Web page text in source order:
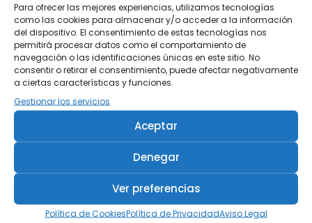
Para ofrecer las mejores experiencias, utilizamos tecnologías
como las cookies para almacenar y/o acceder a la información
del dispositivo. El consentimiento de estas tecnologías nos
permitirá procesar datos como el comportamiento de
navegación o las identificaciones únicas en este sitio. No
consentir o retirar el consentimiento, puede afectar negativamente
a ciertas características y funciones.
Gestionar los servicios
Aceptar
Denegar
Ver preferencias
Política de CookiesPolítica de PrivacidadAviso Legal
Buscar
Productos
porcelana
Té verde Japón Hojicha BIO 500 gr.
Té verde Japón Hojicha BIO 250 gr.
25,40€